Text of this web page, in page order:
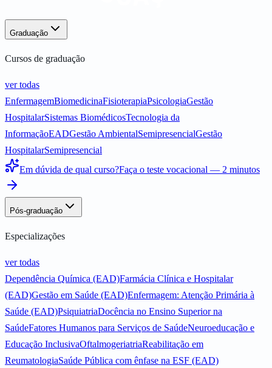
Graduação
Cursos de graduação
ver todas
EnfermagemBiomedicinaFisioterapiaPsicologiaGestão
HospitalarSistemas BiomédicosTecnologia da
InformaçãoEADGestão AmbientalSemipresencialGestão
HospitalarSemipresencial
Em dúvida de qual curso?Faça o teste vocacional — 2 minutos
Pós-graduação
Especializações
ver todas
Dependência Química (EAD)Farmácia Clínica e Hospitalar
(EAD)Gestão em Saúde (EAD)Enfermagem: Atenção Primária à
Saúde (EAD)PsiquiatriaDocência no Ensino Superior na
SaúdeFatores Humanos para Serviços de SaúdeNeuroeducação e
Educação InclusivaOftalmogeriatriaReabilitação em
ReumatologiaSaúde Pública com ênfase na ESF (EAD)